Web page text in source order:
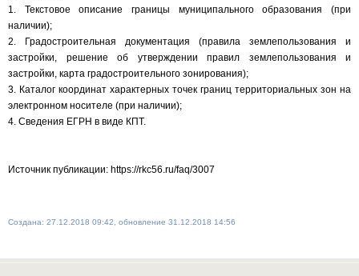
1. Текстовое описание границы муниципального образования (при
наличии);
2. Градостроительная документация (правила землепользования и
застройки, решение об утверждении правил землепользования и
застройки, карта градостроительного зонирования);
3. Каталог координат характерных точек границ территориальных зон на
электронном носителе (при наличии);
4. Сведения ЕГРН в виде КПТ.
Источник публикации: https://rkc56.ru/faq/3007
Создана: 27.12.2018 09:42, обновление 31.12.2018 14:56